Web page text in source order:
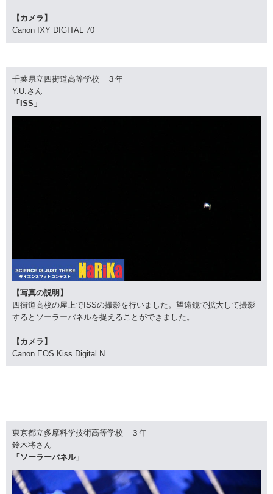
【カメラ】
Canon IXY DIGITAL 70
千葉県立四街道高等学校 ３年
Y.U.さん
「ISS」
【写真の説明】
四街道高校の屋上でISSの撮影を行いました。望遠鏡で拡大して撮影
するとソーラーパネルを捉えることができました。
【カメラ】
Canon EOS Kiss Digital N
東京都立多摩科学技術高等学校 ３年
鈴木将さん
「ソーラーパネル」